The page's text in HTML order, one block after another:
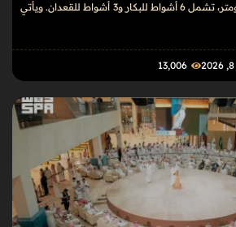
بـ9 أشواط لمسافة 1.5 كيلومتر، تشمل 6 أشواط للبكار و3 أشواط للقعدان. ويأتي
13٬006